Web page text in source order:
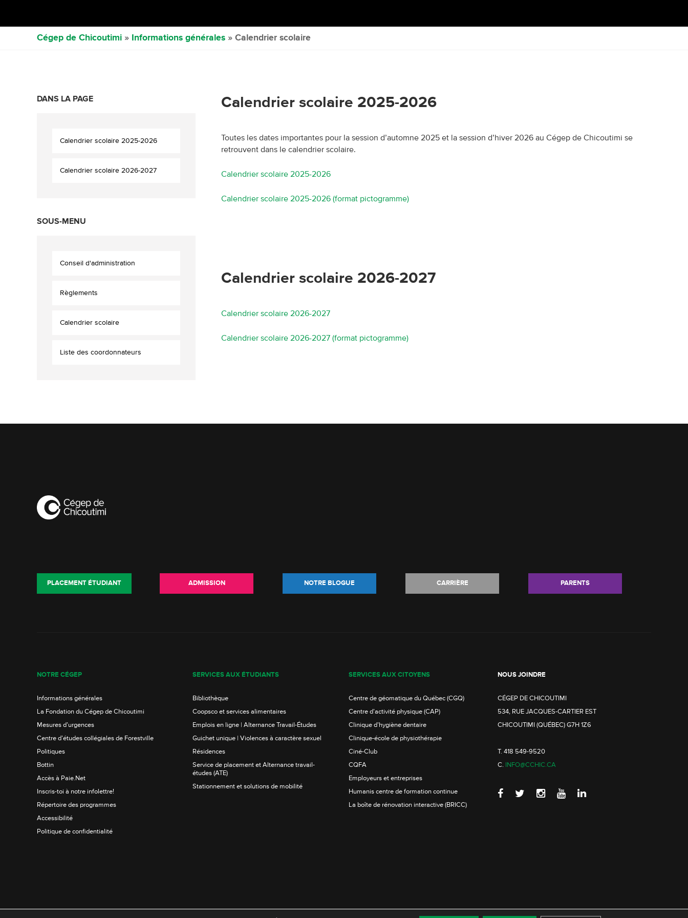
Cégep de Chicoutimi » Informations générales » Calendrier scolaire
DANS LA PAGE
Calendrier scolaire 2025-2026
Calendrier scolaire 2026-2027
SOUS-MENU
Conseil d'administration
Règlements
Calendrier scolaire
Liste des coordonnateurs
Calendrier scolaire 2025-2026
Toutes les dates importantes pour la session d’automne 2025 et la session d’hiver 2026 au Cégep de Chicoutimi se
retrouvent dans le calendrier scolaire.
Calendrier scolaire 2025-2026
Calendrier scolaire 2025-2026 (format pictogramme)
Calendrier scolaire 2026-2027
Calendrier scolaire 2026-2027
Calendrier scolaire 2026-2027 (format pictogramme)
PLACEMENT ÉTUDIANT ADMISSION NOTRE BLOGUE CARRIÈRE PARENTS
NOTRE CÉGEP
Informations générales
La Fondation du Cégep de Chicoutimi
Mesures d’urgences
Centre d’études collégiales de Forestville
Politiques
Bottin
Accès à Paie.Net
Inscris-toi à notre infolettre!
Répertoire des programmes
Accessibilité
Politique de confidentialité
SERVICES AUX ÉTUDIANTS
Bibliothèque
Coopsco et services alimentaires
Emplois en ligne | Alternance Travail-Études
Guichet unique | Violences à caractère sexuel
Résidences
Service de placement et Alternance travail-
études (ATE)
Stationnement et solutions de mobilité
SERVICES AUX CITOYENS
Centre de géomatique du Québec (CGQ)
Centre d’activité physique (CAP)
Clinique d’hygiène dentaire
Clinique-école de physiothérapie
Ciné-Club
CQFA
Employeurs et entreprises
Humanis centre de formation continue
La boîte de rénovation interactive (BRICC)
NOUS JOINDRE
CÉGEP DE CHICOUTIMI
534, RUE JACQUES-CARTIER EST
CHICOUTIMI (QUÉBEC) G7H 1Z6
T. 418 549-9520
C.
INFO@CCHIC.CA